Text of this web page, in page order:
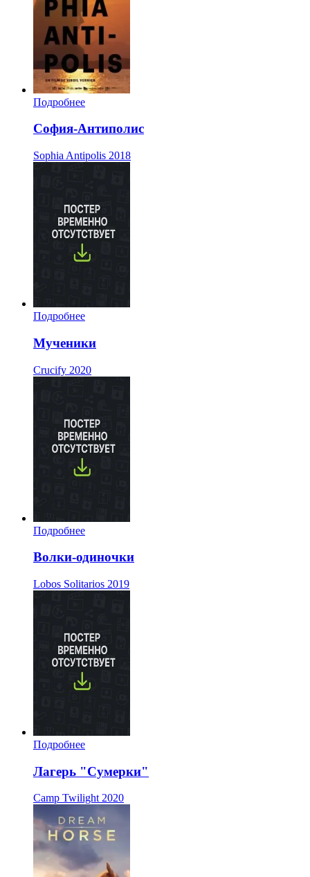
Подробнее
София-Антиполис
Sophia Antipolis 2018
Подробнее
Мученики
Crucify 2020
Подробнее
Волки-одиночки
Lobos Solitarios 2019
Подробнее
Лагерь "Сумерки"
Camp Twilight 2020